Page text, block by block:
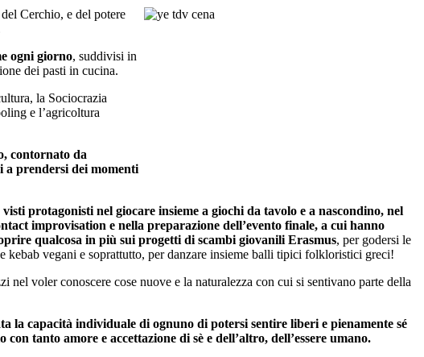
Cerchio, e del potere
ogni giorno, suddivisi in
dei pasti in cucina.
la Sociocrazia
e l’agricoltura
contornato da
a prendersi dei momenti
protagonisti nel giocare insieme a giochi da tavolo e a nascondino, nel
improvisation e nella preparazione dell’evento finale, a cui hanno
qualcosa in più sui progetti di scambi giovanili Erasmus, per godersi le
kebab vegani e soprattutto, per danzare insieme balli tipici folkloristici greci!
nel voler conoscere cose nuove e la naturalezza con cui si sentivano parte della
la capacità individuale di ognuno di potersi sentire liberi e pienamente sé
tanto amore e accettazione di sè e dell’altro, dell’essere umano.